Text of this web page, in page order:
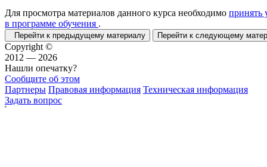
Для просмотра материалов данного курса необходимо принять
в программе обучения .
Перейти к предыдущему материалу Перейти к следующему
Copyright ©
2012 — 2026
Нашли опечатку?
Сообщите об этом
Партнеры Правовая информация Техническая информация
Задать вопрос